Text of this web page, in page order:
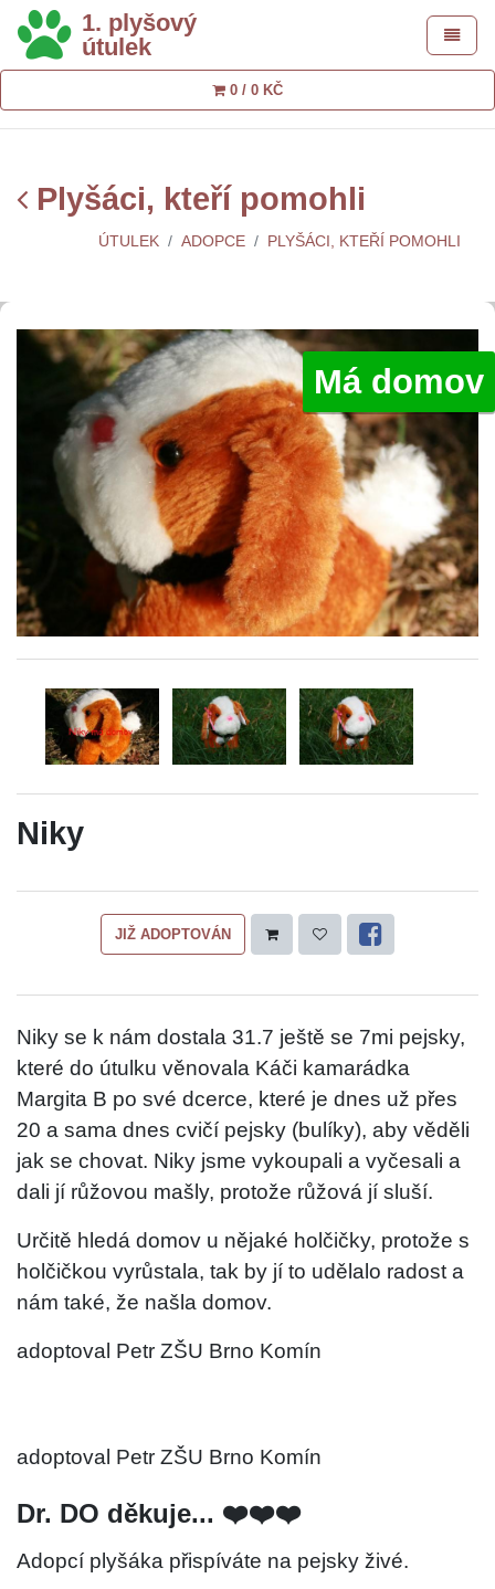
1. plyšový
útulek
Toggle
0 / 0 KČ
Plyšáci, kteří pomohli
ÚTULEK ADOPCE PLYŠÁCI, KTEŘÍ POMOHLI
Má domov
Niky
JIŽ ADOPTOVÁN
Niky se k nám dostala 31.7 ještě se 7mi pejsky,
které do útulku věnovala Káči kamarádka
Margita B po své dcerce, které je dnes už přes
20 a sama dnes cvičí pejsky (bulíky), aby věděli
jak se chovat. Niky jsme vykoupali a vyčesali a
dali jí růžovou mašly, protože růžová jí sluší.
Určitě hledá domov u nějaké holčičky, protože s
holčičkou vyrůstala, tak by jí to udělalo radost a
nám také, že našla domov.
adoptoval Petr ZŠU Brno Komín
adoptoval Petr ZŠU Brno Komín
Dr. DO děkuje... ❤️❤️❤️
Adopcí plyšáka přispíváte na pejsky živé.